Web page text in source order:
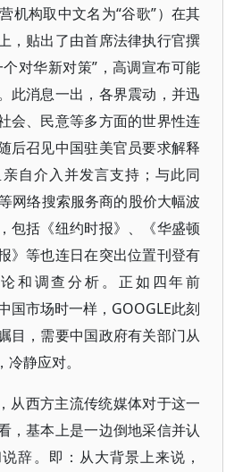
机构取中文名为“谷歌”）在其
，贴出了由首席法律执行官撰
对华新对策”，高调宣布可能
此消息一出，各界震动，并迅
会、民意等多方面的世界性连
后召见中国驻美官员要求解释
自介入并发言支持；与此同
网络搜索服务商的股价大幅波
包括《纽约时报》、《华盛顿
》等也连日在突出位置刊登有
和调查分析。正如四年前
国市场时一样，GOOGLE此刻
目，需要中国政府有关部门从
静应对。
从西方主流传统媒体对于这一
，基本上是一边倒地采信并认
辞。即：从大背景上来说，